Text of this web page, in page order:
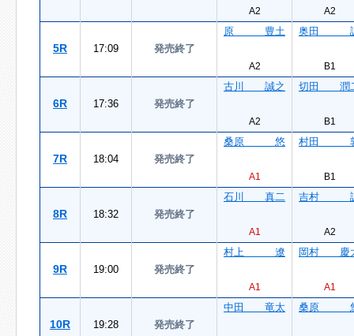
A2 A2
5R 17:09 発売終了
原 豊土
A2
奥田
B1
6R 17:36 発売終了
古川 誠之
A2
切田 潤
B1
7R 18:04 発売終了
桑原 悠
A1
村田
B1
8R 18:32 発売終了
石川 真二
A1
吉村
A2
9R 19:00 発売終了
村上 遼
A1
岡村 慶
A1
10R 19:28 発売終了
中田 竜太 桑原